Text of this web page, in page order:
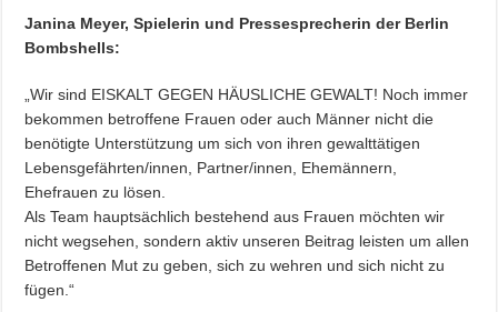
Janina Meyer, Spielerin und Pressesprecherin der Berlin
Bombshells:
„Wir sind EISKALT GEGEN HÄUSLICHE GEWALT! Noch immer
bekommen betroffene Frauen oder auch Männer nicht die
benötigte Unterstützung um sich von ihren gewalttätigen
Lebensgefährten/innen, Partner/innen, Ehemännern,
Ehefrauen zu lösen.
Als Team hauptsächlich bestehend aus Frauen möchten wir
nicht wegsehen, sondern aktiv unseren Beitrag leisten um allen
Betroffenen Mut zu geben, sich zu wehren und sich nicht zu
fügen.“